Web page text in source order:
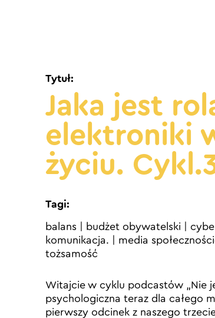
Jaka jest
elektroniki
życiu.
Tytuł:
Tagi:
balans budżet obywatelski
komunikacja.
media
tożsamość
Witajcie w cyklu podcastów „Nie
psychologiczna teraz dla całego
pierwszy odcinek z naszego